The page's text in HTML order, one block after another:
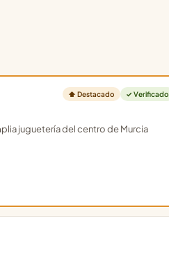
⬆ Destacado ✓ Verificado
juguetería del centro de Murcia